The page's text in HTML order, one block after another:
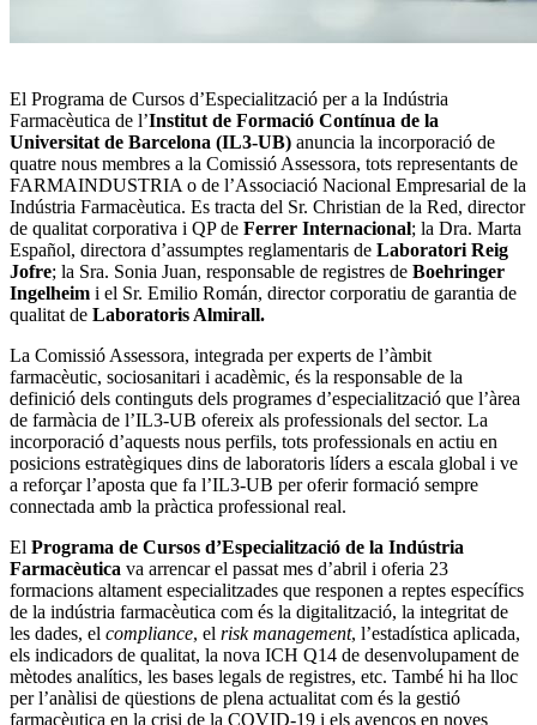
El Programa de Cursos d’Especialització per a la Indústria
Farmacèutica de l’Institut de Formació Contínua de la
Universitat de Barcelona (IL3-UB) anuncia la incorporació de
quatre nous membres a la Comissió Assessora, tots representants de
FARMAINDUSTRIA o de l’Associació Nacional Empresarial de la
Indústria Farmacèutica. Es tracta del Sr. Christian de la Red, director
de qualitat corporativa i QP de Ferrer Internacional; la Dra. Marta
Español, directora d’assumptes reglamentaris de Laboratori Reig
Jofre; la Sra. Sonia Juan, responsable de registres de Boehringer
Ingelheim i el Sr. Emilio Román, director corporatiu de garantia de
qualitat de Laboratoris Almirall.
La Comissió Assessora, integrada per experts de l’àmbit
farmacèutic, sociosanitari i acadèmic, és la responsable de la
definició dels continguts dels programes d’especialització que l’àrea
de farmàcia de l’IL3-UB ofereix als professionals del sector. La
incorporació d’aquests nous perfils, tots professionals en actiu en
posicions estratègiques dins de laboratoris líders a escala global i ve
a reforçar l’aposta que fa l’IL3-UB per oferir formació sempre
connectada amb la pràctica professional real.
El Programa de Cursos d’Especialització de la Indústria
Farmacèutica va arrencar el passat mes d’abril i oferia 23
formacions altament especialitzades que responen a reptes específics
de la indústria farmacèutica com és la digitalització, la integritat de
les dades, el compliance, el risk management, l’estadística aplicada,
els indicadors de qualitat, la nova ICH Q14 de desenvolupament de
mètodes analítics, les bases legals de registres, etc. També hi ha lloc
per l’anàlisi de qüestions de plena actualitat com és la gestió
farmacèutica en la crisi de la COVID-19 i els avenços en noves